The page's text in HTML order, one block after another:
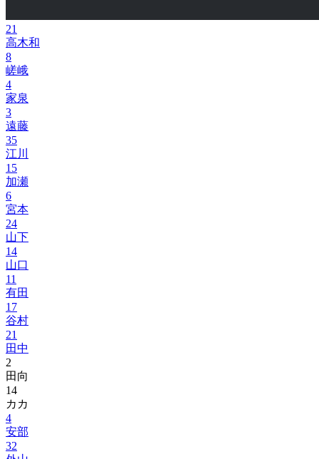
21
高木和
8
嵯峨
4
家泉
3
遠藤
35
江川
15
加瀬
6
宮本
24
山下
14
山口
11
有田
17
谷村
21
田中
2
田向
14
カカ
4
安部
32